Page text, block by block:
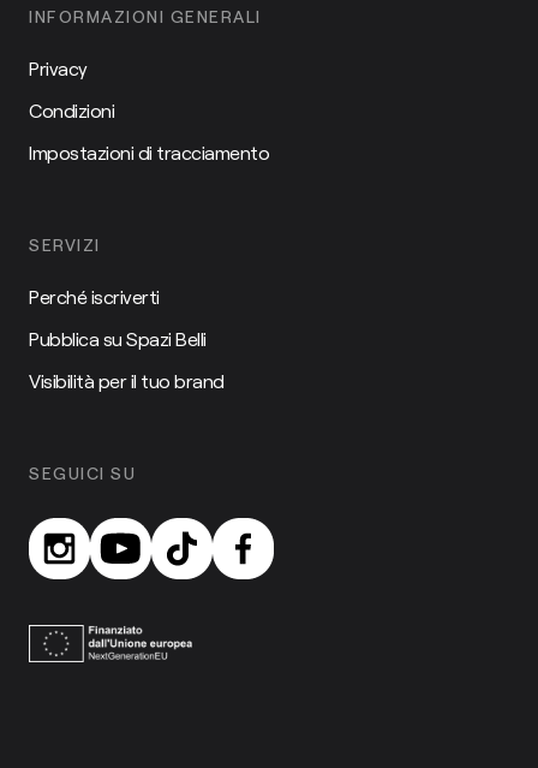
INFORMAZIONI GENERALI
Privacy
Condizioni
Impostazioni di tracciamento
SERVIZI
Perché iscriverti
Pubblica su Spazi Belli
Visibilità per il tuo brand
SEGUICI SU